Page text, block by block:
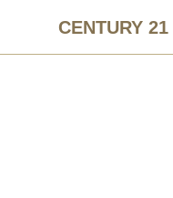
CENTURY 21